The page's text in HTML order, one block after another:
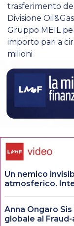
trasferimento
Divisione Oil&Gas
Gruppo MEIL
importo pari a
milioni
Un nemico
atmosferico.
Anna Ongaro
globale al